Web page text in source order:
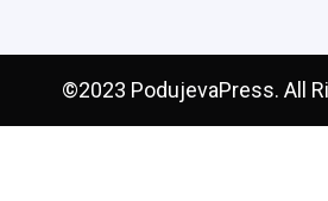
©2023 PodujevaPress. All